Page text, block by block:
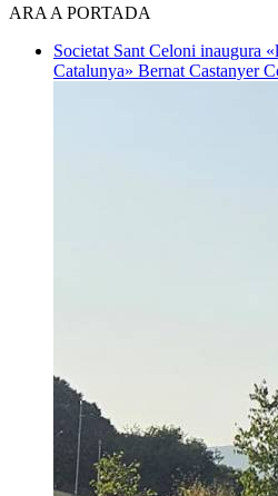
ARA A PORTADA
Societat Sant Celoni inaugura
Catalunya» Bernat Castanyer